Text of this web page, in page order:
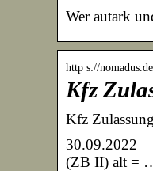
Wer autark
http s://
Kfz
Kfz
30.09.2022 —
(ZB II) alt =